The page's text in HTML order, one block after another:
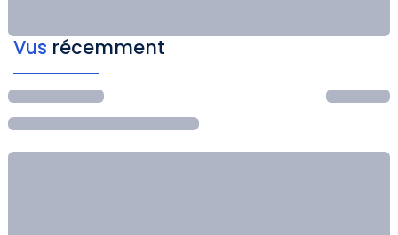
Vus récemment